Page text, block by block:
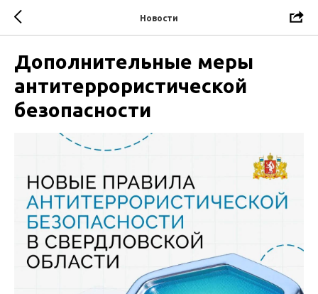
Новости
Дополнительные меры
антитеррористической
безопасности